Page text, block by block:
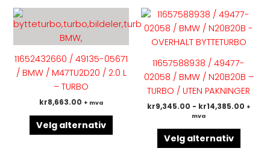
11652432660 / 49135-05671
/ BMW / M47TU2D20 / 2.0 L
– TURBO
kr8,663.00 + mva
Velg alternativ
produktet
flere
varianter.
Alternativene
produktsiden
11657588938 / 49477-
02058 / BMW / N20B20B –
TURBO / UTEN PAKNINGER
kr9,345.00 - kr14,385.00 +
mva
Velg alternativ
Dette
har
kan
velges